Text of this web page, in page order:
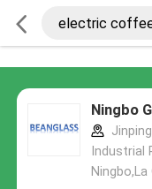
Ningbo
Industrial
Ningbo,La